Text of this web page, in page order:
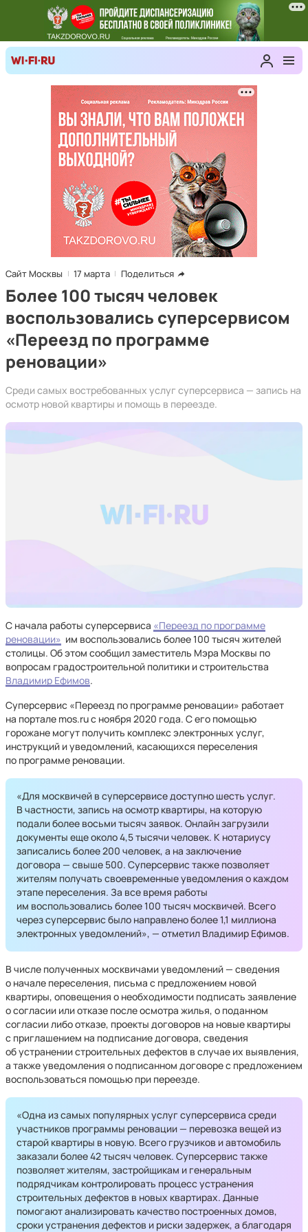
Сайт Москвы 17 марта Поделиться
Более 100 тысяч человек
воспользовались суперсервисом
«Переезд по программе
реновации»
Среди самых востребованных услуг суперсервиса — запись на
осмотр новой квартиры и помощь в переезде.
С начала работы суперсервиса «Переезд по программе
реновации» им воспользовались более 100 тысяч жителей
столицы. Об этом сообщил заместитель Мэра Москвы по
вопросам градостроительной политики и строительства
Владимир Ефимов.
Суперсервис «Переезд по программе реновации» работает
на портале mos.ru с ноября 2020 года. С его помощью
горожане могут получить комплекс электронных услуг,
инструкций и уведомлений, касающихся переселения
по программе реновации.
«Для москвичей в суперсервисе доступно шесть услуг.
В частности, запись на осмотр квартиры, на которую
подали более восьми тысяч заявок. Онлайн загрузили
документы еще около 4,5 тысячи человек. К нотариусу
записались более 200 человек, а на заключение
договора — свыше 500. Суперсервис также позволяет
жителям получать своевременные уведомления о каждом
этапе переселения. За все время работы
им воспользовались более 100 тысяч москвичей. Всего
через суперсервис было направлено более 1,1 миллиона
электронных уведомлений», — отметил Владимир Ефимов.
В числе полученных москвичами уведомлений — сведения
о начале переселения, письма с предложением новой
квартиры, оповещения о необходимости подписать заявление
о согласии или отказе после осмотра жилья, о поданном
согласии либо отказе, проекты договоров на новые квартиры
с приглашением на подписание договора, сведения
об устранении строительных дефектов в случае их выявления,
а также уведомления о подписанном договоре с предложением
воспользоваться помощью при переезде.
«Одна из самых популярных услуг суперсервиса среди
участников программы реновации — перевозка вещей из
старой квартиры в новую. Всего грузчиков и автомобиль
заказали более 42 тысяч человек. Суперсервис также
позволяет жителям, застройщикам и генеральным
подрядчикам контролировать процесс устранения
строительных дефектов в новых квартирах. Данные
помогают анализировать качество построенных домов,
сроки устранения дефектов и риски задержек, а благодаря